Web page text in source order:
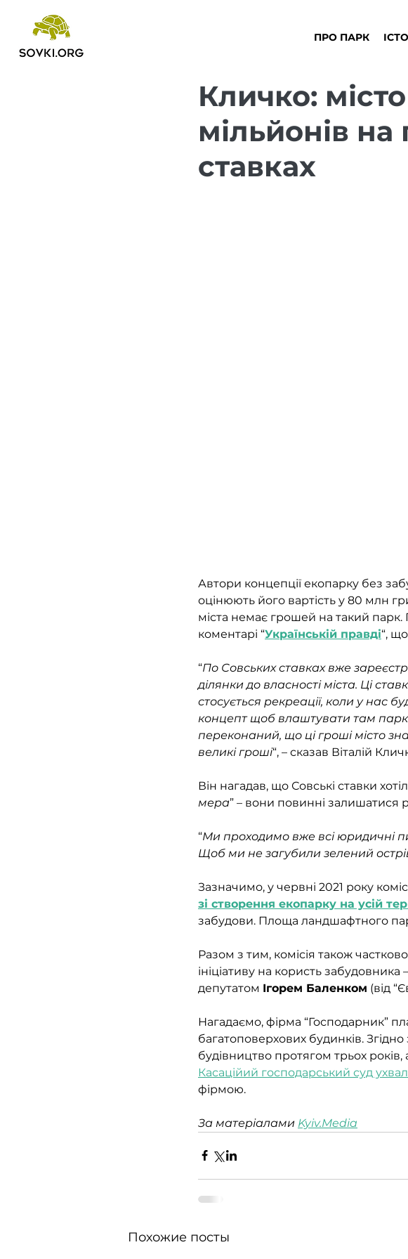
ПРО ПАРК
Кличко:
мільйонів
ставках
Автори концепції екопарку без
оцінюють його вартість у 80 млн
міста немає грошей на такий парк.
коментарі “Українській правді“,
“По Совських ставках вже
ділянки до власності міста. Ці
стосується рекреації, коли у нас
концепт щоб влаштувати там парк.
переконаний, що ці гроші місто
великі гроші“, – сказав Віталій
Він нагадав, що Совські ставки
мера” – вони повинні залишатися
“Ми проходимо вже всі юридичні
Щоб ми не загубили зелений
Зазначимо, у червні 2021 року
зі створення екопарку на усій
забудови. Площа ландшафтного
Разом з тим, комісія також
ініціативу на користь забудовника
депутатом Ігорем Баленком (від
Нагадаємо, фірма “Господарник”
багатоповерхових будинків.
будівництво протягом трьох
Касаційий господарський суд
фірмою.
За матеріалами Kyiv.Media
Похожие посты